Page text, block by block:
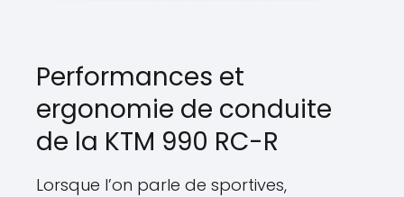
Performances et
ergonomie de conduite
de la KTM 990 RC-R
Lorsque l’on parle de sportives,